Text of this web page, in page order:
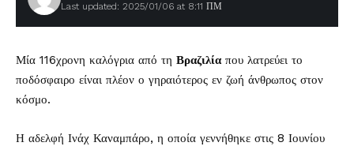
Last updated: 2025/01/06 at 8:11 ΠΜ
Μία 116χρονη καλόγρια από τη Βραζιλίαπου λατρεύει το
ποδόσφαιρο είναι πλέον ο γηραιότερος εν ζωή άνθρωπος στον
κόσμο.
Η αδελφή Ινάχ Καναμπάρο, η οποία γεννήθηκε στις 8 Ιουνίου